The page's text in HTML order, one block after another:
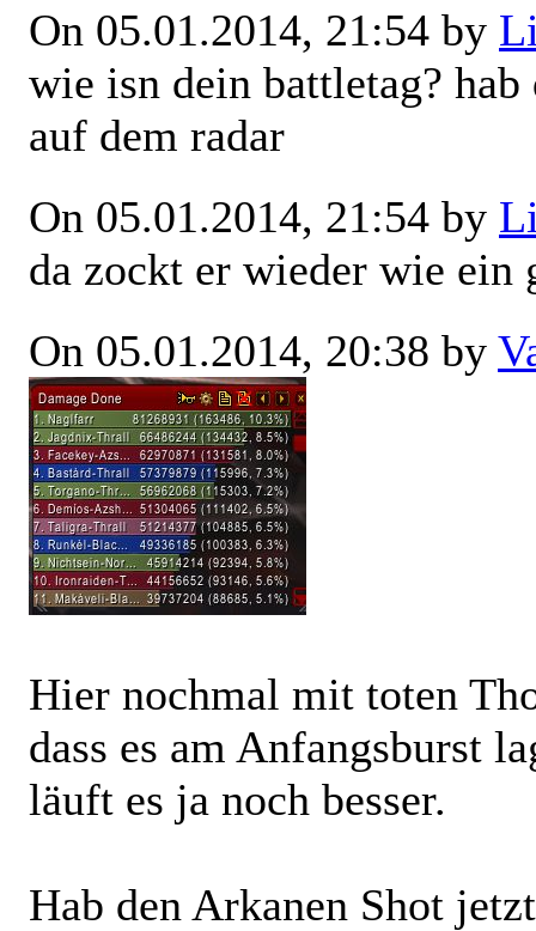
On 05.01.2014, 21:54 by
wie isn dein battletag?
auf dem radar
On 05.01.2014, 21:54 by
da zockt er wieder wie ein
On 05.01.2014, 20:38 by
Hier nochmal mit toten
dass es am Anfangsburst
läuft es ja noch besser.
Hab den Arkanen Shot